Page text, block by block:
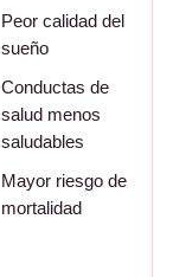
Peor calidad del
sueño
Conductas de
salud menos
saludables
Mayor riesgo de
mortalidad